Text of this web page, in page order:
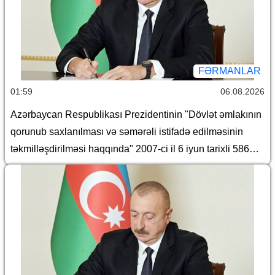
fərmanlarında dəyişiklik edilməsi haqqında
FƏRMANLAR
01:59 06.08.2026
Azərbaycan Respublikası Prezidentinin "Dövlət əmlakının
qorunub saxlanılması və səmərəli istifadə edilməsinin
təkmilləşdirilməsi haqqında" 2007-ci il 6 iyun tarixli 586
nömrəli və "Azərbaycan Respublikası İqtisadiyyat
Nazirliyinin fəaliyyətinin təmin edilməsi və "Azərbaycan
Respublikasının İqtisadiyyat Nazirliyi haqqında
Əsasnamə"nin təsdiqi və "Azərbaycan Respublikası
İqtisadiyyat Nazirliyinin fəaliyyətinin təmin edilməsi və
"Azərbaycan Respublikası İqtisadi İnkişaf Nazirliyinin
fəaliyyətinin təkmilləşdirilməsi ilə bağlı tədbirlər haqqında"